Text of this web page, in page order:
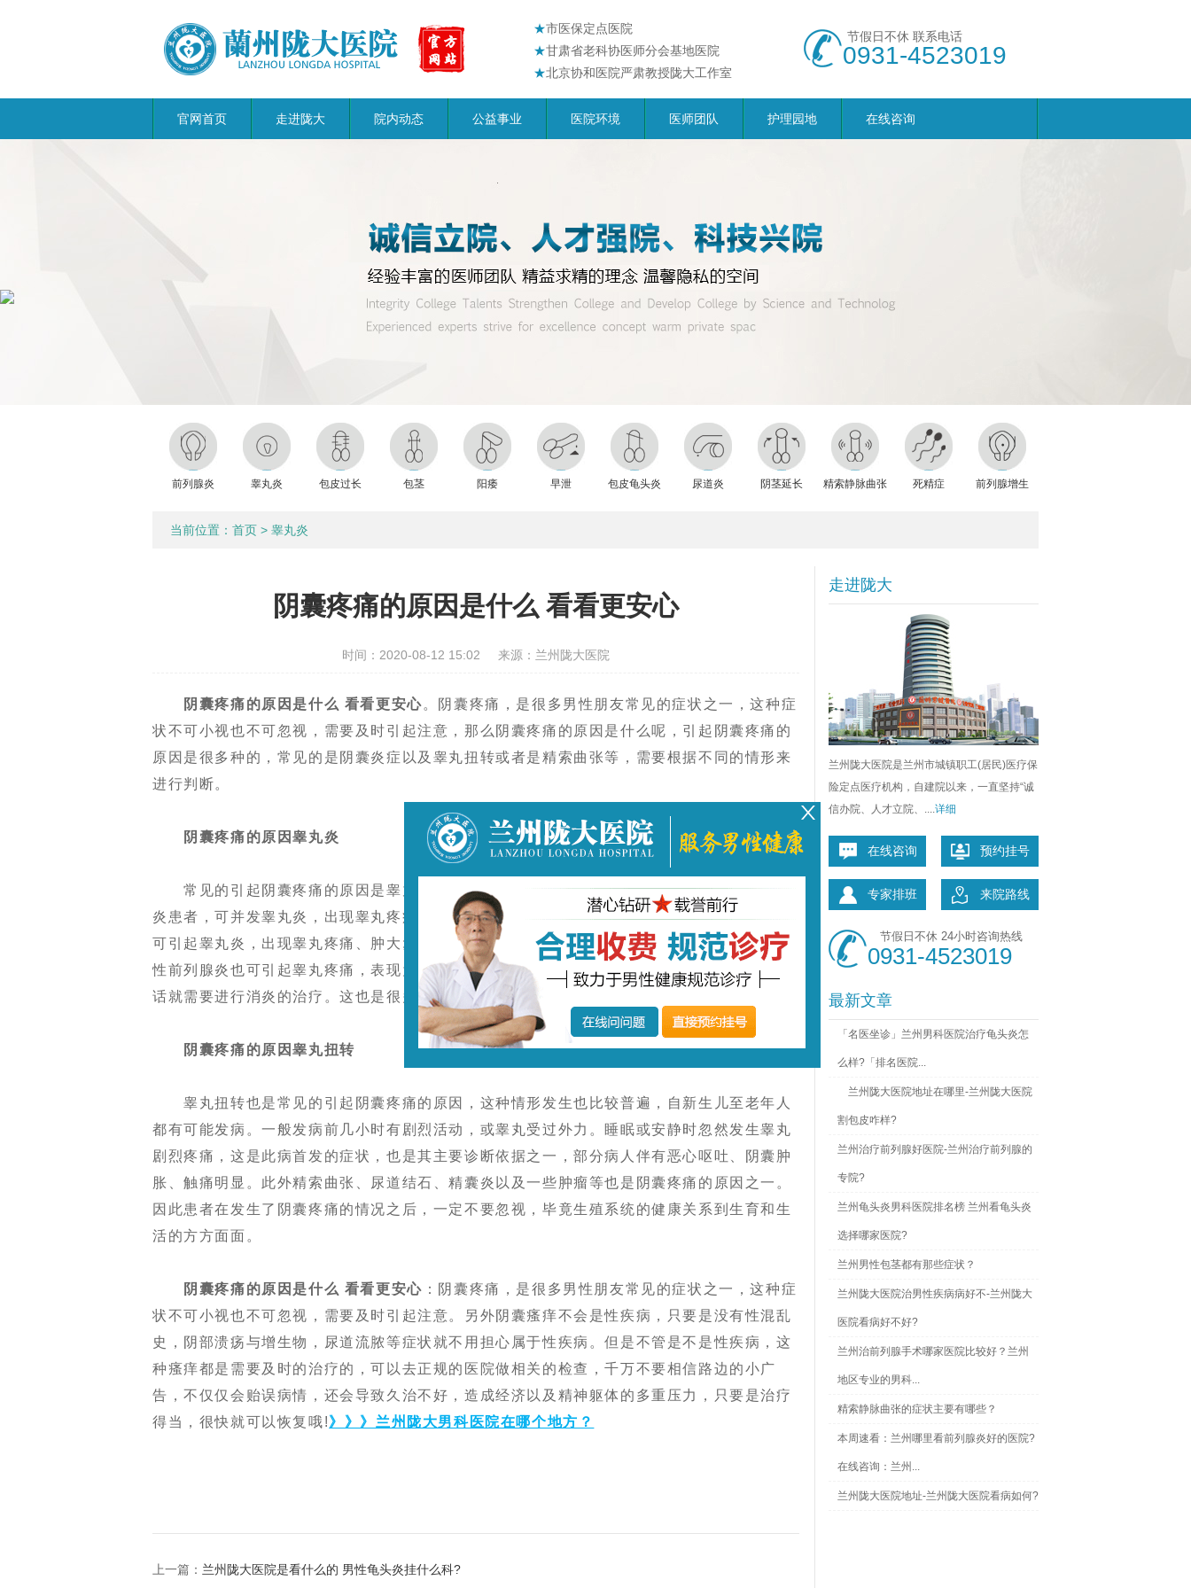
★市医保定点医院
★甘肃省老科协医师分会基地医院
★北京协和医院严肃教授陇大工作室
节假日不休 联系电话
0931-4523019
官网首页 走进陇大 院内动态 公益事业 医院环境 医师团队 护理园地 在线咨询
前列腺炎 睾丸炎 包皮过长 包茎 阳痿 早泄 包皮龟头炎 尿道炎 阴茎延长 精索静脉曲张 死精症 前列腺增生
当前位置： 首页 > 睾丸炎
阴囊疼痛的原因是什么 看看更安心
时间：2020-08-12 15:02 来源：兰州陇大医院
阴囊疼痛的原因是什么 看看更安心。阴囊疼痛，是很多男性朋友常见的症状之一，这种症
状不可小视也不可忽视，需要及时引起注意，那么阴囊疼痛的原因是什么呢，引起阴囊疼痛的
原因是很多种的，常见的是阴囊炎症以及睾丸扭转或者是精索曲张等，需要根据不同的情形来
进行判断。
阴囊疼痛的原因睾丸炎
常见的引起阴囊疼痛的原因是睾丸炎，睾丸炎是引起睾丸炎的原因非常多，如流行性腮腺
炎患者，可并发睾丸炎，出现睾丸疼痛、肿大;淋病;淋病是目前发病率的性传播疾病，严重时
可引起睾丸炎，出现睾丸疼痛、肿大;细菌经尿道逆行至附睾和睾丸，造成附睾炎，睾丸炎。慢
性前列腺炎也可引起睾丸疼痛，表现为单侧疼痛，多为钝痛或牵拉痛，呈持续性。这种情形的
话就需要进行消炎的治疗。这也是很多男性阴囊疼痛的原因之一。
阴囊疼痛的原因睾丸扭转
睾丸扭转也是常见的引起阴囊疼痛的原因，这种情形发生也比较普遍，自新生儿至老年人
都有可能发病。一般发病前几小时有剧烈活动，或睾丸受过外力。睡眠或安静时忽然发生睾丸
剧烈疼痛，这是此病首发的症状，也是其主要诊断依据之一，部分病人伴有恶心呕吐、阴囊肿
胀、触痛明显。此外精索曲张、尿道结石、精囊炎以及一些肿瘤等也是阴囊疼痛的原因之一。
因此患者在发生了阴囊疼痛的情况之后，一定不要忽视，毕竟生殖系统的健康关系到生育和生
活的方方面面。
阴囊疼痛的原因是什么 看看更安心 ：阴囊疼痛，是很多男性朋友常见的症状之一，这种症
状不可小视也不可忽视，需要及时引起注意。另外阴囊瘙痒不会是性疾病，只要是没有性混乱
史，阴部溃疡与增生物，尿道流脓等症状就不用担心属于性疾病。但是不管是不是性疾病，这
种瘙痒都是需要及时的治疗的，可以去正规的医院做相关的检查，千万不要相信路边的小广
告，不仅仅会贻误病情，还会导致久治不好，造成经济以及精神躯体的多重压力，只要是治疗
得当，很快就可以恢复哦!》》》兰州陇大男科医院在哪个地方？
上一篇： 兰州陇大医院是看什么的 男性龟头炎挂什么科?
走进陇大
兰州陇大医院是兰州市城镇职工(居民)医疗保
险定点医疗机构，自建院以来，一直坚持“诚
信办院、人才立院、....详细
在线咨询 预约挂号
专家排班 来院路线
节假日不休 24小时咨询热线
0931-4523019
最新文章
「名医坐诊」兰州男科医院治疗龟头炎怎
么样?「排名医院...
兰州陇大医院地址在哪里-兰州陇大医院
割包皮咋样?
兰州治疗前列腺好医院-兰州治疗前列腺的
专院?
兰州龟头炎男科医院排名榜 兰州看龟头炎
选择哪家医院?
兰州男性包茎都有那些症状？
兰州陇大医院治男性疾病病好不-兰州陇大
医院看病好不好?
兰州治前列腺手术哪家医院比较好？兰州
地区专业的男科...
精索静脉曲张的症状主要有哪些？
本周速看：兰州哪里看前列腺炎好的医院?
在线咨询：兰州...
兰州陇大医院地址-兰州陇大医院看病如何?